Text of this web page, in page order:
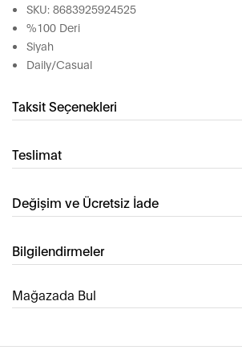
SKU: 8683925924525
%100 Deri
Siyah
Daily/Casual
Taksit Seçenekleri
Teslimat
Değişim ve Ücretsiz İade
Bilgilendirmeler
Mağazada Bul